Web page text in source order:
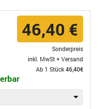
46,40 €
Sonderpreis
inkl. MwSt +Versand
Ab 1 Stück46,40€